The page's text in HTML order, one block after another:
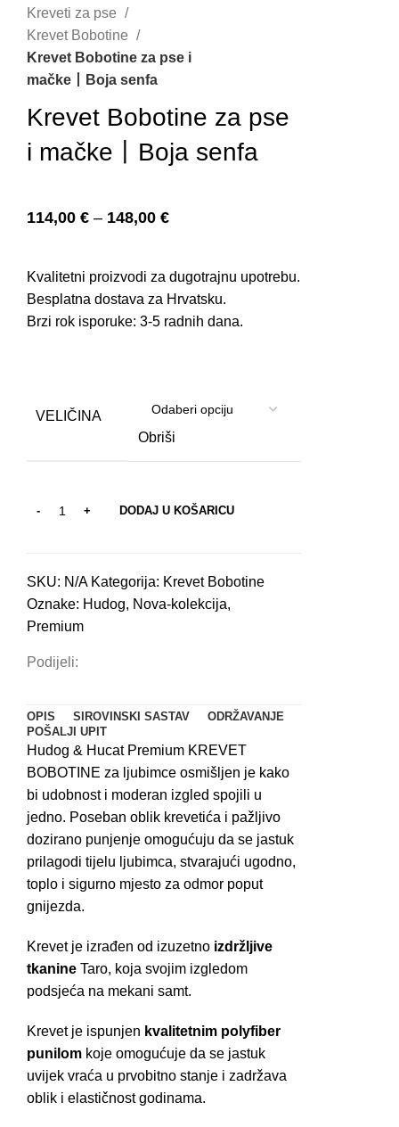
Kreveti za pse
Krevet Bobotine
Krevet Bobotine za pse i
mačke丨Boja senfa
Krevet Bobotine za pse
i mačke丨Boja senfa
114,00 € – 148,00 €
Kvalitetni proizvodi za dugotrajnu upotrebu.
Besplatna dostava za Hrvatsku.
Brzi rok isporuke: 3-5 radnih dana.
VELIČINA
Obriši
DODAJ U KOŠARICU
SKU: N/A Kategorija: Krevet Bobotine
Oznake: Hudog, Nova-kolekcija,
Premium
Podijeli:
OPIS SIROVINSKI SASTAV
ODRŽAVANJE
POŠALJI UPIT
Hudog & Hucat Premium KREVET
BOBOTINE za ljubimce osmišljen je kako
bi udobnost i moderan izgled spojili u
jedno. Poseban oblik krevetića i pažljivo
dozirano punjenje omogućuju da se jastuk
prilagodi tijelu ljubimca, stvarajući ugodno,
toplo i sigurno mjesto za odmor poput
gnijezda.
Krevet je izrađen od izuzetno izdržljive
tkanine Taro, koja svojim izgledom
podsjeća na mekani samt.
Krevet je ispunjen kvalitetnim polyfiber
punilom koje omogućuje da se jastuk
uvijek vraća u prvobitno stanje i zadržava
oblik i elastičnost godinama.